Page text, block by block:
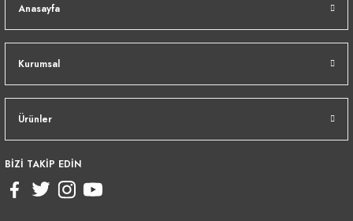
Anasayfa
Kurumsal
Ürünler
BİZİ TAKİP EDİN